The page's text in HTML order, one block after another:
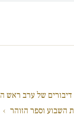
דיבורים של ערב ראש
השבוע וספר הזוהר ›